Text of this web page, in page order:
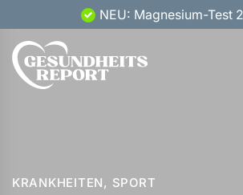
Inhalt
springen
NEU: Magnesium-Test
KRANKHEITEN, SPORT